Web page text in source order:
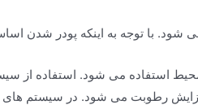
شود. با توجه به اینکه پودر شدن
استفاده می شود. استفاده
رطوبت می شود. در سیستم های